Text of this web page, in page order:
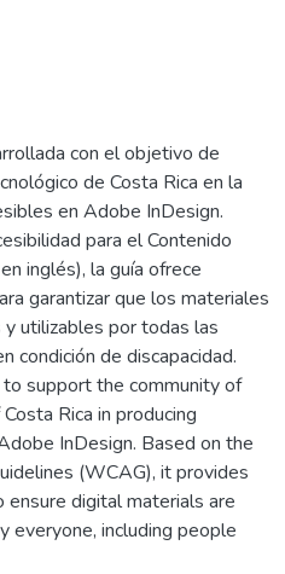
con el objetivo de
de Costa Rica en la
en Adobe InDesign.
para el Contenido
inglés), la guía ofrece
garantizar que los materiales
utilizables por todas las
condición de discapacidad.
support the community of
Rica in producing
InDesign. Based on the
(WCAG), it provides
digital materials are
everyone, including people